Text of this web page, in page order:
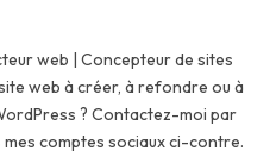
web | Concepteur de sites
web à créer, à refondre ou à
? Contactez-moi par
comptes sociaux ci-contre.